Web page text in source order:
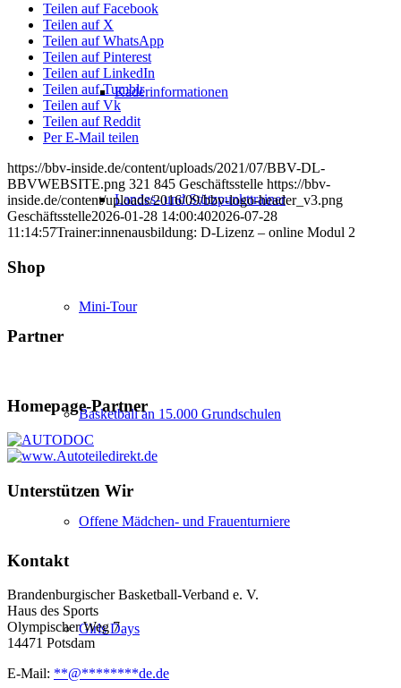
Kaderinformationen
Landes- und Stützpunkttrainer
Mini-Tour
Basketball an 15.000 Grundschulen
Offene Mädchen- und Frauenturniere
Girls Days
Teilen auf Facebook
Teilen auf X
Teilen auf WhatsApp
Teilen auf Pinterest
Teilen auf LinkedIn
Teilen auf Tumblr
Teilen auf Vk
Teilen auf Reddit
Per E-Mail teilen
https://bbv-inside.de/content/uploads/2021/07/BBV-DL-
BBVWEBSITE.png 321 845 Geschäftsstelle https://bbv-
inside.de/content/uploads/2016/09/bbv-logo-header_v3.png
Geschäftsstelle2026-01-28 14:00:402026-07-28
11:14:57Trainer:innenausbildung: D-Lizenz – online Modul 2
Shop
Partner
Homepage-Partner
Unterstützen Wir
Kontakt
Brandenburgischer Basketball-Verband e. V.
Haus des Sports
Olympischer Weg 7
14471 Potsdam
E-Mail: **@********de.de